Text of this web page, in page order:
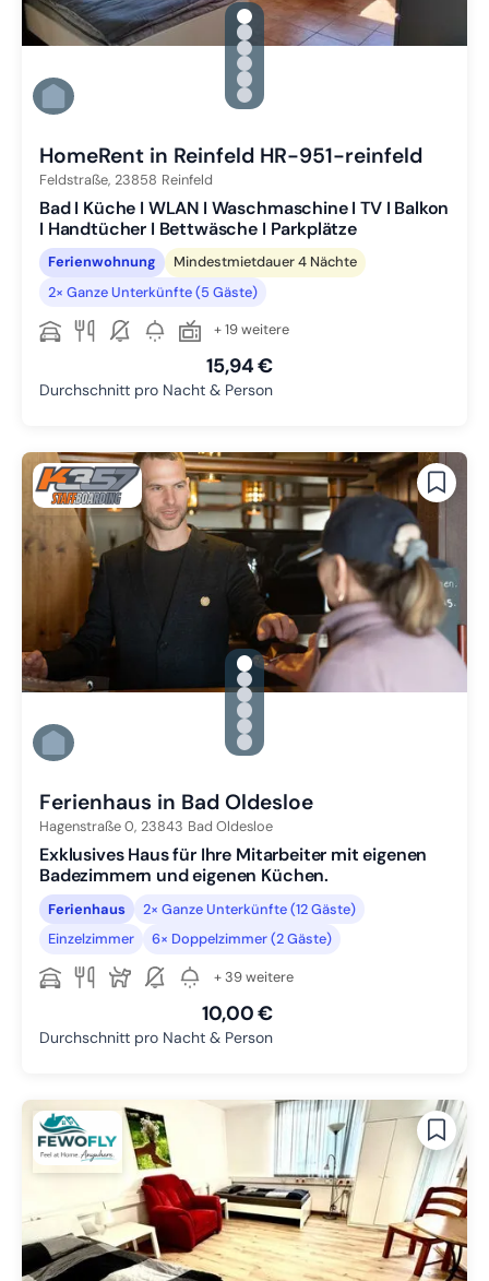
gallery.slide_selector
Zu Slide 1 wechseln
Zu Slide 2 wechseln
Zu Slide 3 wechseln
Zu Slide 4 wechseln
Zu Slide 5 wechseln
Zu Slide 6 wechseln
HomeRent in Reinfeld HR-951-reinfeld
Feldstraße, 23858 Reinfeld
Bad I Küche I WLAN I Waschmaschine I TV I Balkon
I Handtücher I Bettwäsche I Parkplätze
Ferienwohnung
Mindestmietdauer 4 Nächte
2× Ganze Unterkünfte (5 Gäste)
+ 19 weitere
15,94 €
Durchschnitt pro Nacht & Person
gallery.slide_selector
Zu Slide 1 wechseln
Zu Slide 2 wechseln
Zu Slide 3 wechseln
Zu Slide 4 wechseln
Zu Slide 5 wechseln
Zu Slide 6 wechseln
Ferienhaus in Bad Oldesloe
Hagenstraße 0, 23843 Bad Oldesloe
Exklusives Haus für Ihre Mitarbeiter mit eigenen
Badezimmern und eigenen Küchen.
Ferienhaus
2× Ganze Unterkünfte (12 Gäste)
Einzelzimmer
6× Doppelzimmer (2 Gäste)
+ 39 weitere
10,00 €
Durchschnitt pro Nacht & Person